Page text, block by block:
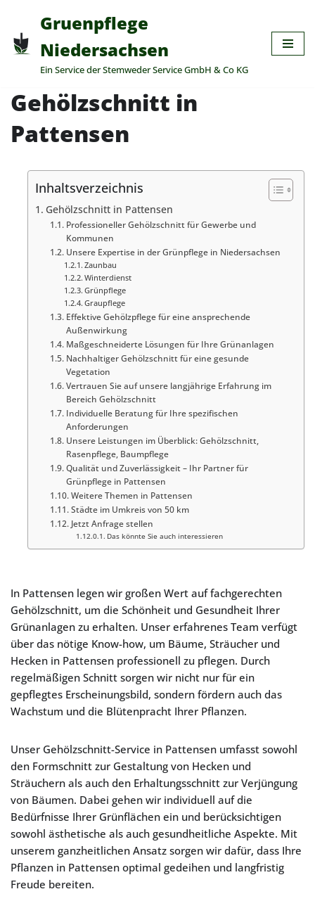
Zum
Inhalt
springen
Gruenpflege
Niedersachsen
Ein Service der Stemweder Service GmbH & Co KG
Gehölzschnitt in
Pattensen
Inhaltsverzeichnis
Gehölzschnitt in Pattensen
Professioneller Gehölzschnitt für Gewerbe und
Kommunen
Unsere Expertise in der Grünpflege in Niedersachsen
Zaunbau
Winterdienst
Grünpflege
Graupflege
Effektive Gehölzpflege für eine ansprechende
Außenwirkung
Maßgeschneiderte Lösungen für Ihre Grünanlagen
Nachhaltiger Gehölzschnitt für eine gesunde
Vegetation
Vertrauen Sie auf unsere langjährige Erfahrung im
Bereich Gehölzschnitt
Individuelle Beratung für Ihre spezifischen
Anforderungen
Unsere Leistungen im Überblick: Gehölzschnitt,
Rasenpflege, Baumpflege
Qualität und Zuverlässigkeit – Ihr Partner für
Grünpflege in Pattensen
Weitere Themen in Pattensen
Städte im Umkreis von 50 km
Jetzt Anfrage stellen
Das könnte Sie auch interessieren
In Pattensen legen wir großen Wert auf fachgerechten
Gehölzschnitt, um die Schönheit und Gesundheit Ihrer
Grünanlagen zu erhalten. Unser erfahrenes Team verfügt
über das nötige Know-how, um Bäume, Sträucher und
Hecken in Pattensen professionell zu pflegen. Durch
regelmäßigen Schnitt sorgen wir nicht nur für ein
gepflegtes Erscheinungsbild, sondern fördern auch das
Wachstum und die Blütenpracht Ihrer Pflanzen.
Unser Gehölzschnitt-Service in Pattensen umfasst sowohl
den Formschnitt zur Gestaltung von Hecken und
Sträuchern als auch den Erhaltungsschnitt zur Verjüngung
von Bäumen. Dabei gehen wir individuell auf die
Bedürfnisse Ihrer Grünflächen ein und berücksichtigen
sowohl ästhetische als auch gesundheitliche Aspekte. Mit
unserem ganzheitlichen Ansatz sorgen wir dafür, dass Ihre
Pflanzen in Pattensen optimal gedeihen und langfristig
Freude bereiten.